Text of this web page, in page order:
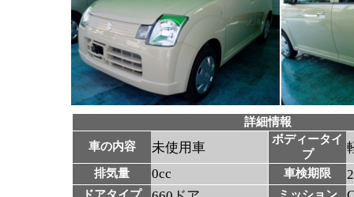
詳細情報
車の内容
未使用車
ボディータイ
プ
排気量 0cc 車検期限